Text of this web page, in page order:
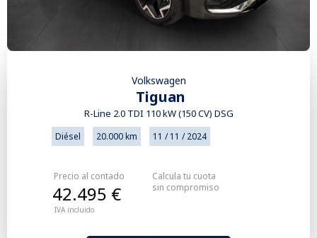
Volkswagen
Tiguan
R-Line 2.0 TDI 110 kW (150 CV) DSG
Diésel 20.000 km 11 / 11 / 2024
Precio al contado
IVA incluido
42.495 €
Calcula tu cuota
sin compromiso